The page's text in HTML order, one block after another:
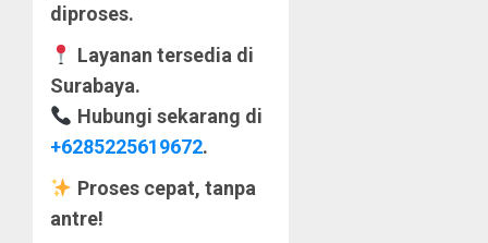
diproses.
Layanan tersedia di
Surabaya.
Hubungi sekarang di
+6285225619672.
Proses cepat, tanpa
antre!